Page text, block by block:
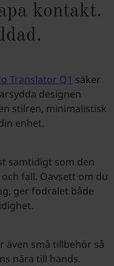
kontakt.
Translator Q1 säker
designen
stilren, minimalistisk
enhet.
samtidigt som den
fall. Oavsett om du
ger fodralet både
även små tillbehör så
nära till hands.